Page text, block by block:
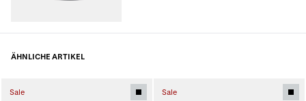
ÄHNLICHE ARTIKEL
Sale Sale